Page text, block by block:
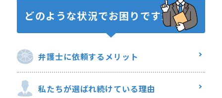
どのような状況でお困りですか？
弁護士に依頼するメリット
私たちが選ばれ続けている理由